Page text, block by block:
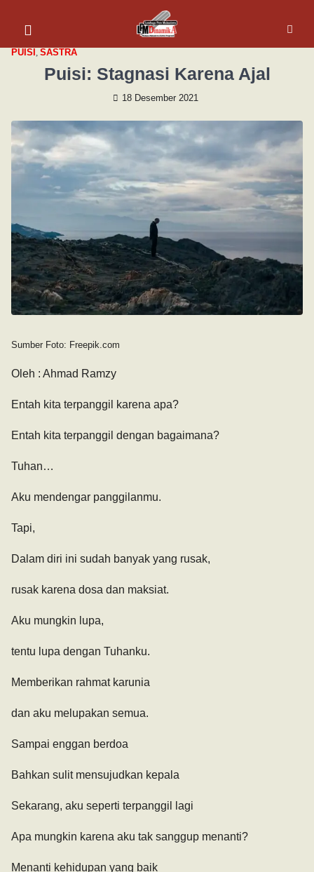
PUISI , SASTRA
Puisi: Stagnasi Karena Ajal
18 Desember 2021
Sumber Foto: Freepik.com
Oleh : Ahmad Ramzy
Entah kita terpanggil karena apa?
Entah kita terpanggil dengan bagaimana?
Tuhan…
Aku mendengar panggilanmu.
Tapi,
Dalam diri ini sudah banyak yang rusak,
rusak karena dosa dan maksiat.
Aku mungkin lupa,
tentu lupa dengan Tuhanku.
Memberikan rahmat karunia
dan aku melupakan semua.
Sampai enggan berdoa
Bahkan sulit mensujudkan kepala
Sekarang, aku seperti terpanggil lagi
Apa mungkin karena aku tak sanggup menanti?
Menanti kehidupan yang baik